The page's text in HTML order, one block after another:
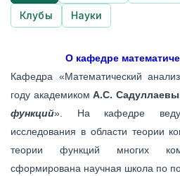
Клубы
Науки
О кафедре
Кафедра «Математический
году академикомА.С.
функций». На кафедре
исследования в области теории
теории функций многих
сформирована научная школа по